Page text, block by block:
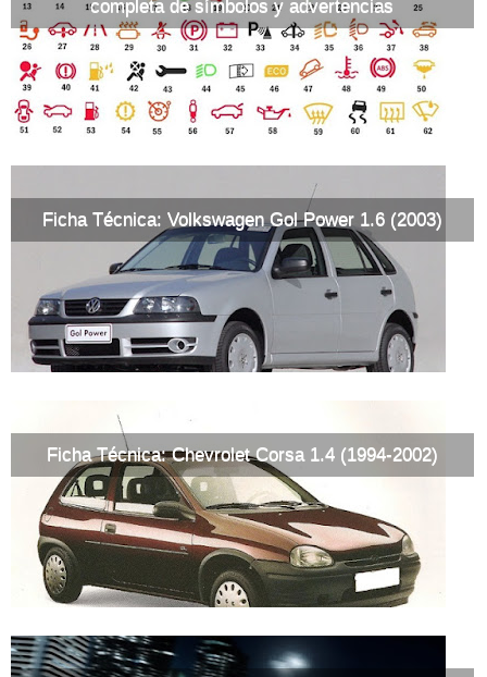
completa de símbolos y advertencias
Ficha Técnica: Volkswagen Gol Power 1.6 (2003)
Ficha Técnica: Chevrolet Corsa 1.4 (1994-2002)